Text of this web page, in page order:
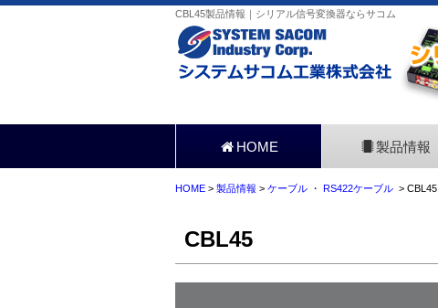
CBL45製品情報｜シリアル信号変換器ならサコム
HOME 製品情報
HOME > 製品情報 > ケーブル ・ RS422ケーブル > CBL45
CBL45